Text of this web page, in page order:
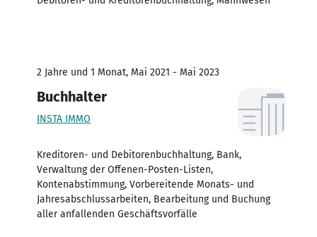
2 Jahre und 1 Monat, Mai 2021 - Mai 2023
Buchhalter
INSTA IMMO
Kreditoren- und Debitorenbuchhaltung, Bank,
Verwaltung der Offenen-Posten-Listen,
Kontenabstimmung, Vorbereitende Monats- und
Jahresabschlussarbeiten, Bearbeitung und Buchung
aller anfallenden Geschäftsvorfälle